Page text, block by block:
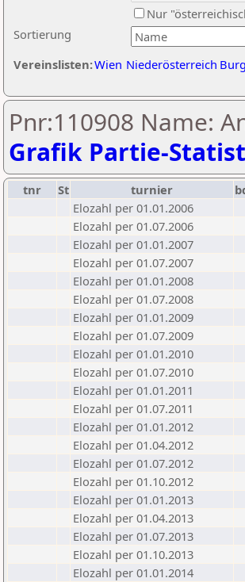
Sortierung
Nur
Vereinslisten:Wien Niederösterreich
Pnr:110908 Name:
Grafik Partie-
tnr St turnier
Elozahl per 01.01.2006
Elozahl per 01.07.2006
Elozahl per 01.01.2007
Elozahl per 01.07.2007
Elozahl per 01.01.2008
Elozahl per 01.07.2008
Elozahl per 01.01.2009
Elozahl per 01.07.2009
Elozahl per 01.01.2010
Elozahl per 01.07.2010
Elozahl per 01.01.2011
Elozahl per 01.07.2011
Elozahl per 01.01.2012
Elozahl per 01.04.2012
Elozahl per 01.07.2012
Elozahl per 01.10.2012
Elozahl per 01.01.2013
Elozahl per 01.04.2013
Elozahl per 01.07.2013
Elozahl per 01.10.2013
Elozahl per 01.01.2014